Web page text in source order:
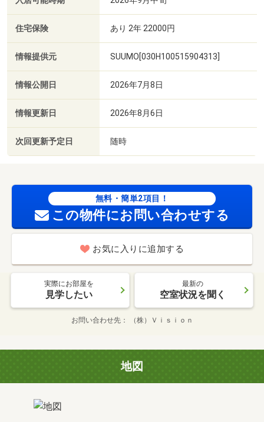
住宅保険 あり 2年 22000円
情報提供元 SUUMO[030H100515904313]
情報公開日 2026年7月8日
情報更新日 2026年8月6日
次回更新予定日 随時
無料・簡単2項目！
この物件にお問い合わせする
お気に入りに追加する
実際にお部屋を
見学したい
最新の
空室状況を聞く
お問い合わせ先 （株）Ｖｉｓｉｏｎ
地図